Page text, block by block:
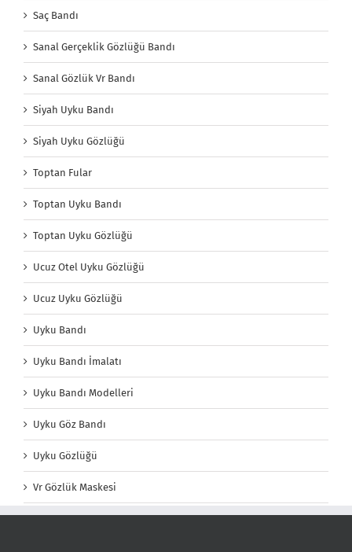
Saç Bandı
Sanal Gerçeklik Gözlüğü Bandı
Sanal Gözlük Vr Bandı
Siyah Uyku Bandı
Siyah Uyku Gözlüğü
Toptan Fular
Toptan Uyku Bandı
Toptan Uyku Gözlüğü
Ucuz Otel Uyku Gözlüğü
Ucuz Uyku Gözlüğü
Uyku Bandı
Uyku Bandı İmalatı
Uyku Bandı Modelleri
Uyku Göz Bandı
Uyku Gözlüğü
Vr Gözlük Maskesi